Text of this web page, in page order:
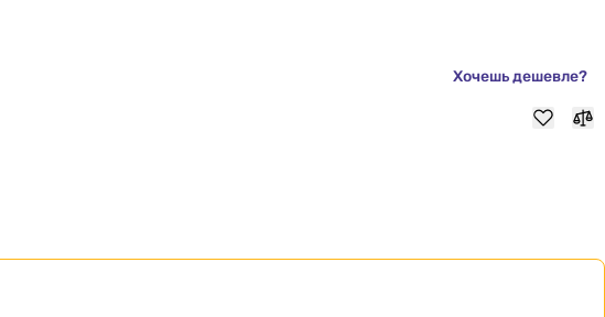
Хочешь дешевле?